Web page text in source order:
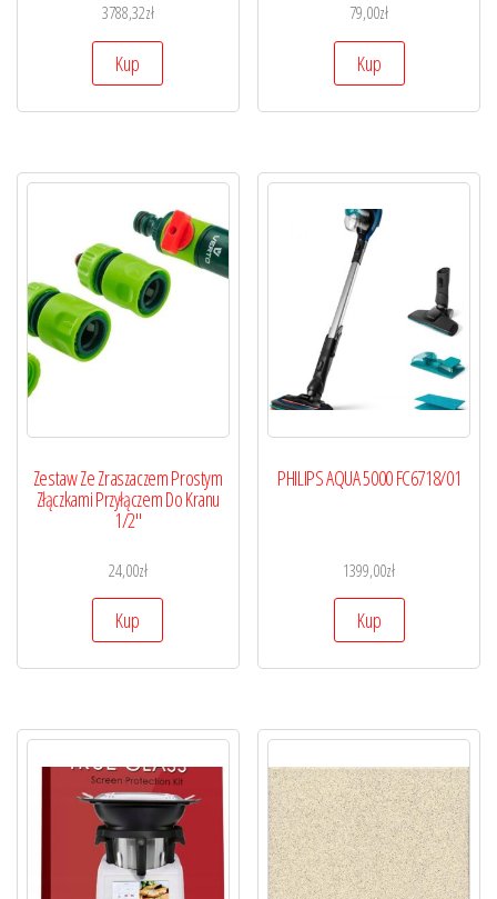
3788,32zł
Kup
79,00zł
Kup
Zestaw Ze Zraszaczem Prostym
Złączkami Przyłączem Do Kranu
1/2″
24,00zł
Kup
PHILIPS AQUA 5000 FC6718/01
1399,00zł
Kup